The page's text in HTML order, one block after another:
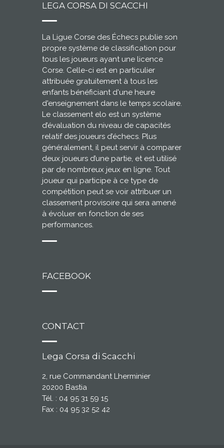
LEGA CORSA DI SCACCHI
La Ligue Corse des Échecs publie son
propre système de classification pour
tous les joueurs ayant une licence
Corse. Celle-ci est en particulier
attribuée gratuitement à tous les
enfants bénéficiant d'une heure
d'enseignement dans le temps scolaire.
Le classement elo est un système
d’évaluation du niveau de capacités
relatif des joueurs d’échecs. Plus
généralement, il peut servir à comparer
deux joueurs d’une partie, et est utilisé
par de nombreux jeux en ligne. Tout
joueur qui participe à ce type de
compétition peut se voir attribuer un
classement provisoire qui sera amené
à évoluer en fonction de ses
performances.
FACEBOOK
CONTACT
Lega Corsa di Scacchi
2, rue Commandant Lherminier
20200 Bastia
Tél. : 04 95 31 59 15
Fax : 04 95 32 52 42